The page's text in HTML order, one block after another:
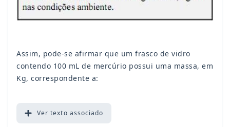
Assim, pode-se afirmar que um frasco de vidro
contendo 100 mL de mercúrio possui uma massa, em
Kg, correspondente a:
Ver texto associado